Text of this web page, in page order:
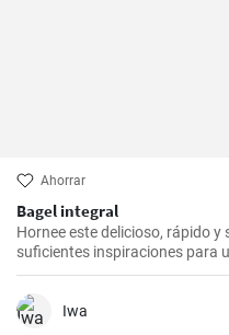
Ahorrar
Bagel integral
Hornee este delicioso, rápido
suficientes inspiraciones para
Iwa